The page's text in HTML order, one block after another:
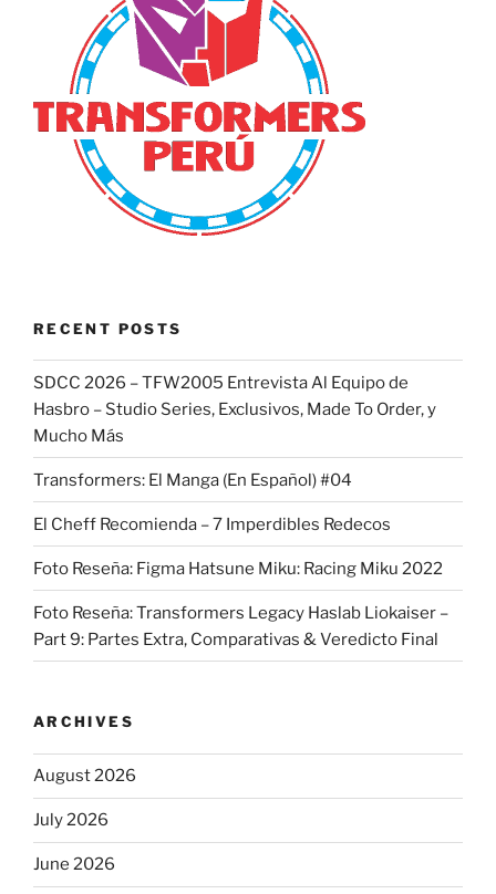
RECENT POSTS
SDCC 2026 – TFW2005 Entrevista Al Equipo de
Hasbro – Studio Series, Exclusivos, Made To Order, y
Mucho Más
Transformers: El Manga (En Español) #04
El Cheff Recomienda – 7 Imperdibles Redecos
Foto Reseña: Figma Hatsune Miku: Racing Miku 2022
Foto Reseña: Transformers Legacy Haslab Liokaiser –
Part 9: Partes Extra, Comparativas & Veredicto Final
ARCHIVES
August 2026
July 2026
June 2026